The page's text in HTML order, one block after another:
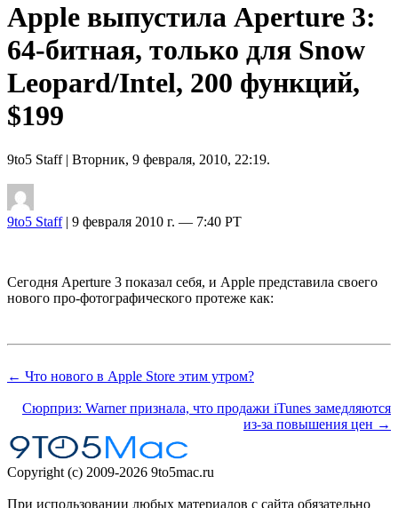
Apple выпустила Aperture 3:
64-битная, только для Snow
Leopard/Intel, 200 функций,
$199
9to5 Staff| Вторник, 9 февраля, 2010, 22:19.
9to5 Staff| 9 февраля 2010 г. — 7:40 PT
Сегодня Aperture 3 показал себя, и Apple представила своего
нового про-фотографического протеже как:
← Что нового в Apple Store этим утром?
Сюрприз: Warner признала, что продажи iTunes замедляются
из-за повышения цен →
Copyright (c) 2009-2026 9to5mac.ru
При использовании любых материалов с сайта обязательно